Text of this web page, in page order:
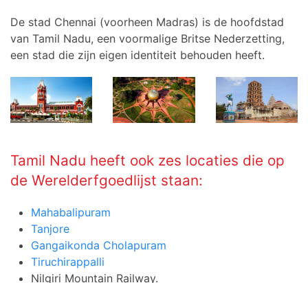
De stad Chennai (voorheen Madras) is de hoofdstad
van Tamil Nadu, een voormalige Britse Nederzetting,
een stad die zijn eigen identiteit behouden heeft.
Tamil Nadu heeft ook zes locaties die op
de Werelderfgoedlijst staan:
Mahabalipuram
Tanjore
Gangaikonda Cholapuram
Tiruchirappalli
Nilgiri Mountain Railway.